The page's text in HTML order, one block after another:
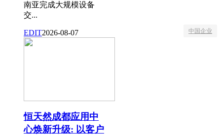
南亚完成大规模设备
交...
EDIT2026-08-07 中国企业
恒天然成都应用中
心焕新升级: 以客户